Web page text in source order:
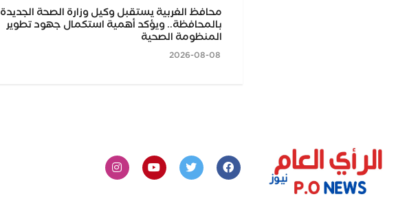
محافظ الغربية يستقبل وكيل وزارة الصحة الجديدة
بالمحافظة.. ويؤكد أهمية استكمال جهود تطوير
المنظومة الصحية